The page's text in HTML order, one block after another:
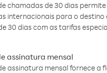
chamadas de 30 dias
internacionais para o destino
30 dias com as tarifas
assinatura mensal
assinatura mensal fornece a